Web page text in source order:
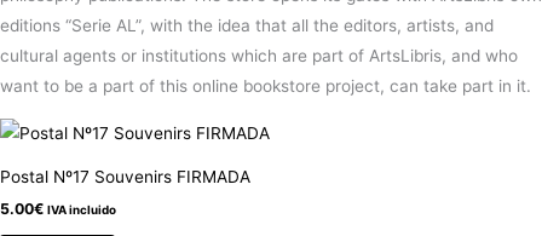
editions “Serie AL”, with the idea that all the editors, artists, and
cultural agents or institutions which are part of ArtsLibris, and who
want to be a part of this online bookstore project, can take part in it.
Postal Nº17 Souvenirs FIRMADA
5.00€ IVA incluido